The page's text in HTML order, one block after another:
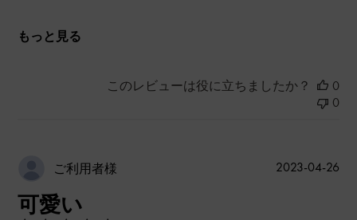
もっと見る
このレビューは役に立ちましたか？
0
0
ご利用者様
可愛い
公
2023-04-26